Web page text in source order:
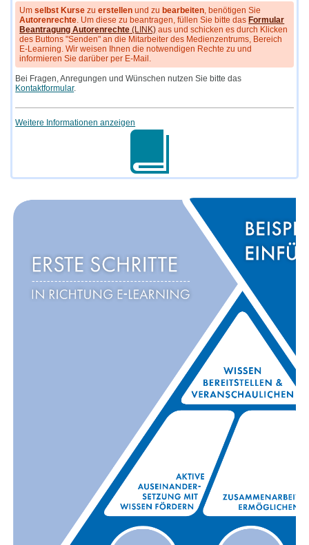
Umselbst Kurse zuerstellen und zu bearbeiten, benötigen Sie
Autorenrechte. Um diese zu beantragen, füllen Sie bitte das Formular
Beantragung Autorenrechte (LINK) aus und schicken es durch Klicken
des Buttons "Senden" an die Mitarbeiter des Medienzentrums, Bereich
E-Learning. Wir weisen Ihnen die notwendigen Rechte zu und
informieren Sie darüber per E-Mail.
Bei Fragen, Anregungen und Wünschen nutzen Sie bitte das
Kontaktformular.
Weitere Informationen anzeigen